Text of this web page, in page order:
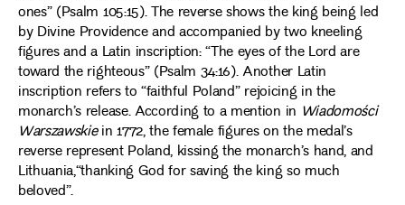
ones” (Psalm 105:15). The reverse shows the king being led
by Divine Providence and accompanied by two kneeling
figures and a Latin inscription: “The eyes of the Lord are
toward the righteous” (Psalm 34:16). Another Latin
inscription refers to “faithful Poland” rejoicing in the
monarch’s release. According to a mention in Wiadomości
Warszawskiein 1772, the female figures on the medal’s
reverse represent Poland, kissing the monarch’s hand, and
Lithuania,“thanking God for saving the king so much
beloved”.